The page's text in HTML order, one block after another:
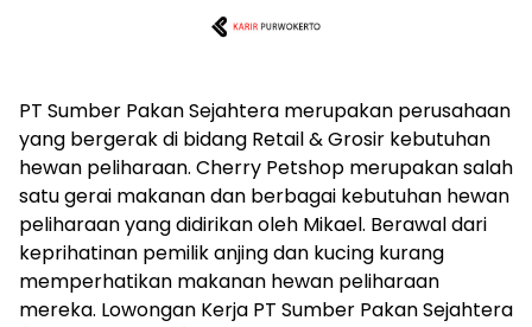
PT Sumber Pakan Sejahtera merupakan perusahaan
yang bergerak di bidang Retail & Grosir kebutuhan
hewan peliharaan. Cherry Petshop merupakan salah
satu gerai makanan dan berbagai kebutuhan hewan
peliharaan yang didirikan oleh Mikael. Berawal dari
keprihatinan pemilik anjing dan kucing kurang
memperhatikan makanan hewan peliharaan
mereka. Lowongan Kerja PT Sumber Pakan Sejahtera